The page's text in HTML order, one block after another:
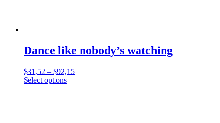
Dance like nobody’s watching
$31,52 – $92,15
Select options